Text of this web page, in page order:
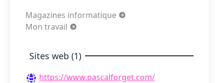
Magazines informatique
Mon travail
Sites web (1)
https://www.pascalforget.com/